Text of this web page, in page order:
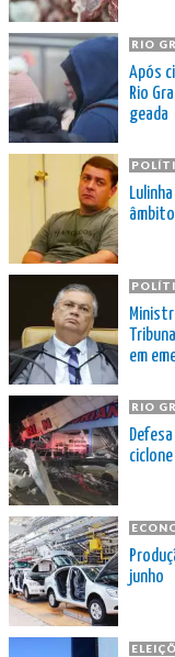
RIO
Após
Rio
geada
em
RIO
junho